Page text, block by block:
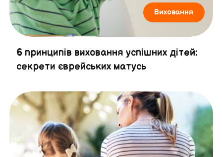
Виховання
6 принципів виховання успішних дітей:
секрети єврейських матусь